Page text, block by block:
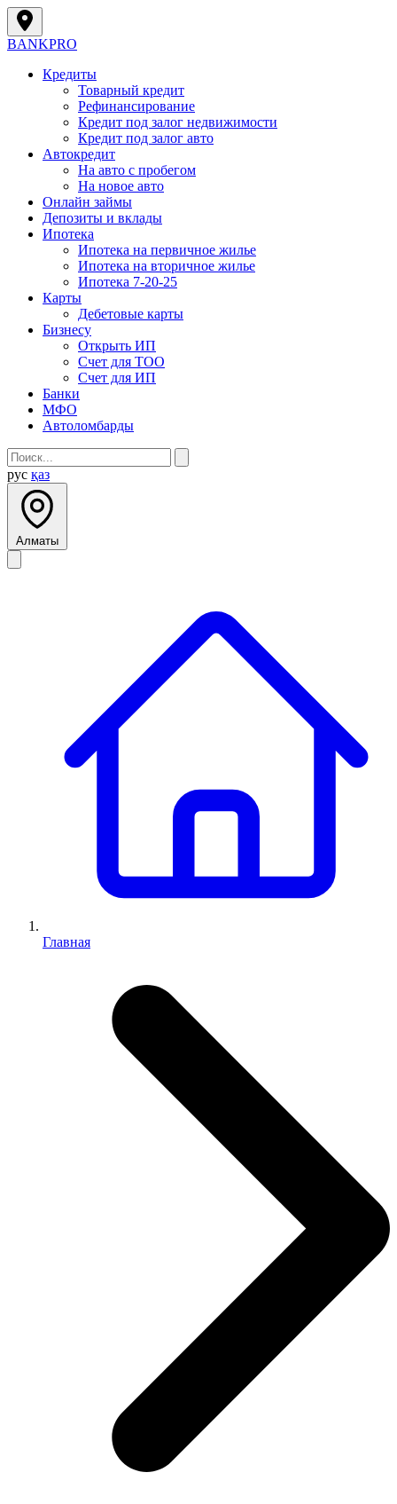
BANKPRO
Кредиты
Товарный кредит
Рефинансирование
Кредит под залог недвижимости
Кредит под залог авто
Автокредит
На авто с пробегом
На новое авто
Онлайн займы
Депозиты и вклады
Ипотека
Ипотека на первичное жилье
Ипотека на вторичное жилье
Ипотека 7-20-25
Карты
Дебетовые карты
Бизнесу
Открыть ИП
Cчет для ТОО
Счет для ИП
Банки
МФО
Автоломбарды
рус қаз
Алматы
Главная